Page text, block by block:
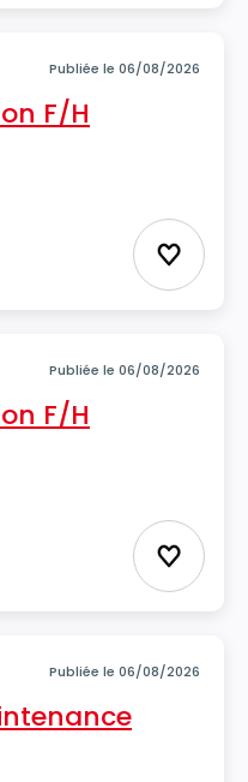
Publiée le 06/08/2026
F/H
Ajouter
Publiée le 06/08/2026
F/H
Ajouter
Publiée le 06/08/2026